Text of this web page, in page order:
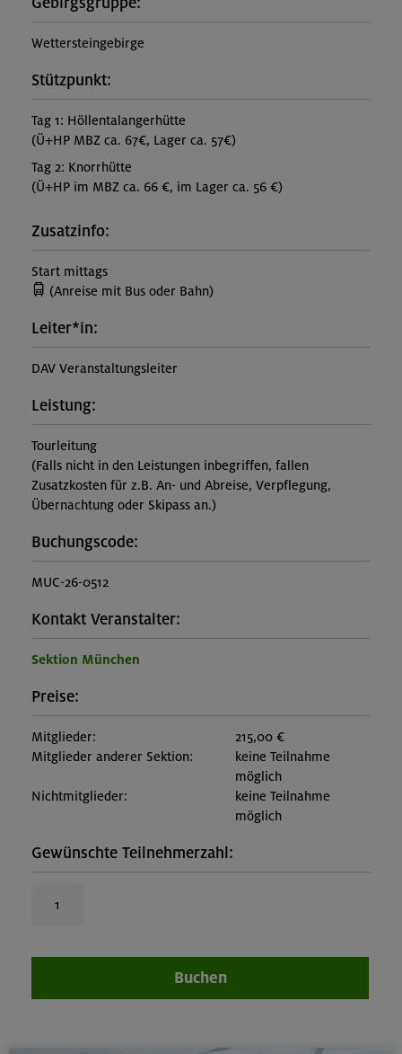
Wettersteingebirge
Stützpunkt:
Tag 1: Höllentalangerhütte
(Ü+HP MBZ ca. 67€, Lager ca. 57€)
Tag 2: Knorrhütte
(Ü+HP im MBZ ca. 66 €, im Lager ca. 56 €)
Zusatzinfo:
Start mittags
(Anreise mit Bus oder Bahn)
Leiter*in:
DAV Veranstaltungsleiter
Leistung:
Tourleitung
(Falls nicht in den Leistungen inbegriffen, fallen
Zusatzkosten für z.B. An- und Abreise, Verpflegung,
Übernachtung oder Skipass an.)
Buchungscode:
MUC-26-0512
Kontakt Veranstalter:
Sektion München
Preise:
Mitglieder:
215,00 €
Mitglieder anderer Sektion:
keine Teilnahme
möglich
Nichtmitglieder:
keine Teilnahme
möglich
Gewünschte Teilnehmerzahl:
Buchen